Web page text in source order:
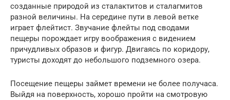
созданные природой из сталактитов и сталагмитов
разной величины. На середине пути в левой ветке
играет флейтист. Звучание флейты под сводами
пещеры порождает игру воображения с видением
причудливых образов и фигур. Двигаясь по коридору,
туристы доходят до небольшого подземного озера.
Посещение пещеры займет времени не более получаса.
Выйдя на поверхность, хорошо пройти на смотровую